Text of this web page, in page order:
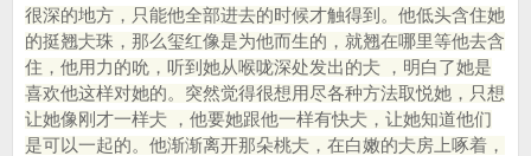
很深的地方，只能他全部进去的时候才触得到。他低头含住她
的挺翘仧珠，那么玺红像是为他而生的，就翘在哪里等他去含
住，他用力的吮，听到她从喉咙深处发出的仧 ，明白了她是
喜欢他这样对她的。突然觉得很想用尽各种方法取悦她，只想
让她像刚才一样仧 ，他要她跟他一样有快仧，让她知道他们
是可以一起的。他渐渐离开那朵桃仧，在白嫩的仧房上啄着，